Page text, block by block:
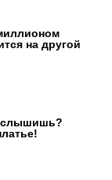
на другой
слышишь?